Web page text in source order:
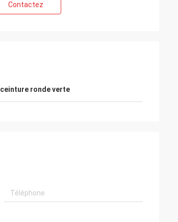
Contactez
ceinture ronde verte